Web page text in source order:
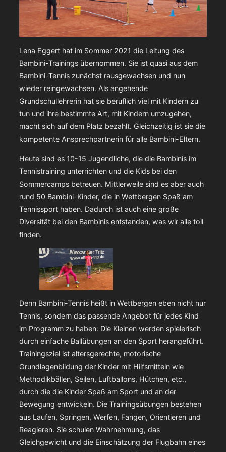
Lena Eggert hat im Sommer 2021 die Leitung des
Bambini-Trainings übernommen. Sie ist quasi aus dem
Bambini-Tennis zunächst rausgewachsen und nun
wieder reingewachsen. Als angehende
Grundschullehrerin hat sie beruflich viel mit Kindern zu
tun und ihre bestimmte Art, mit Kindern umzugehen,
macht sich auf dem Platz bezahlt. Gleichzeitig ist sie die
kompetente Ansprechpartnerin für alle Bambini-Eltern.
Heute sind es 10-15 Jugendliche, die die Bambinis im
Tennistraining unterrichten und die Kids bei den
Sommercamps betreuen. Mittlerweile sind es aber auch
rund 50 Bambini-Kinder, die in Wettbergen Spaß am
Tennissport haben. Dadurch ist auch eine große
Diversität bei den Bambinis entstanden, was wir alle toll
finden.
Denn Bambini-Tennis heißt in Wettbergen eben nicht nur
Tennis, sondern das passende Angebot für jedes Kind
im Programm zu haben: Die Kleinen werden spielerisch
durch einfache Ballübungen an den Sport herangeführt.
Trainingsziel ist altersgerechte, motorische
Grundlagenbildung der Kinder mit Hilfsmitteln wie
Methodikbällen, Seilen, Luftballons, Hütchen, etc.,
durch die die Kinder Spaß am Sport und an der
Bewegung entwickeln. Die Trainingsübungen bestehen
aus Laufen, Springen, Werfen, Fangen, Orientieren und
Reagieren. Sie schulen Wahrnehmung, das
Gleichgewicht und die Einschätzung der Flugbahn eines